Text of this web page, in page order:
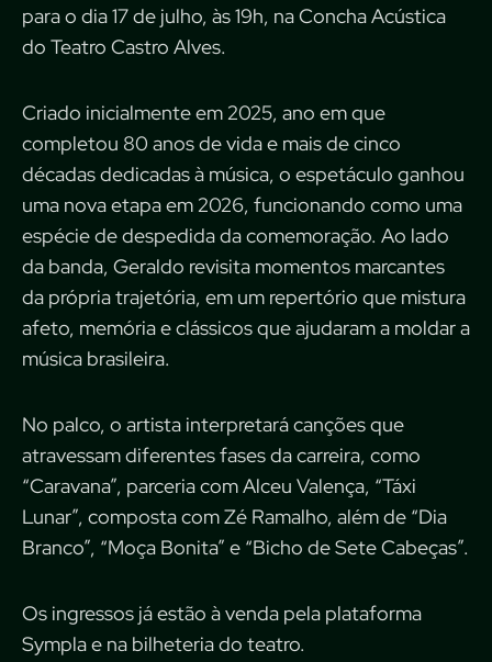
para o dia 17 de julho, às 19h, na Concha Acústica
do Teatro Castro Alves.
Criado inicialmente em 2025, ano em que
completou 80 anos de vida e mais de cinco
décadas dedicadas à música, o espetáculo ganhou
uma nova etapa em 2026, funcionando como uma
espécie de despedida da comemoração. Ao lado
da banda, Geraldo revisita momentos marcantes
da própria trajetória, em um repertório que mistura
afeto, memória e clássicos que ajudaram a moldar a
música brasileira.
No palco, o artista interpretará canções que
atravessam diferentes fases da carreira, como
“Caravana”, parceria com Alceu Valença, “Táxi
Lunar”, composta com Zé Ramalho, além de “Dia
Branco”, “Moça Bonita” e “Bicho de Sete Cabeças”.
Os ingressos já estão à venda pela plataforma
Sympla e na bilheteria do teatro.